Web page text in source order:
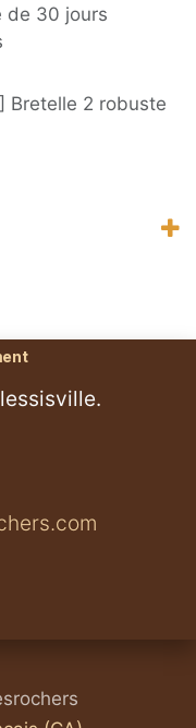
de 30 jours
Bretelle 2 robuste